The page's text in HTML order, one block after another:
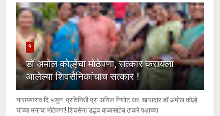
9
डॉ अमोल कोल्हेंचा मोठेपणा, सत्कार करायला
आलेल्या शिवसैनिकांचाच सत्कार !
नारायणराव दि.५जुन प्रतिनिधी प्रा अनिल निघोट सर खासदार डॉ अमोल कोल्हे
यांच्या मनाचा मोठेपणा! शिवसेना उद्धव बाळासाहेब ठाकरे पक्षाच्या